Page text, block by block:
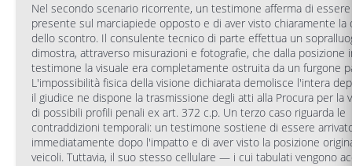
Nel secondo scenario ricorrente, un testimone afferma di
presente sul marciapiede opposto e di aver visto chiaramente la
dello scontro. Il consulente tecnico di parte effettua un
dimostra, attraverso misurazioni e fotografie, che dalla posizione
testimone la visuale era completamente ostruita da un furgone
L'impossibilità fisica della visione dichiarata demolisce l'intera
il giudice ne dispone la trasmissione degli atti alla Procura per la
di possibili profili penali ex art. 372 c.p. Un terzo caso riguarda le
contraddizioni temporali: un testimone sostiene di essere
immediatamente dopo l'impatto e di aver visto la posizione
veicoli. Tuttavia, il suo stesso cellulare — i cui tabulati vengono